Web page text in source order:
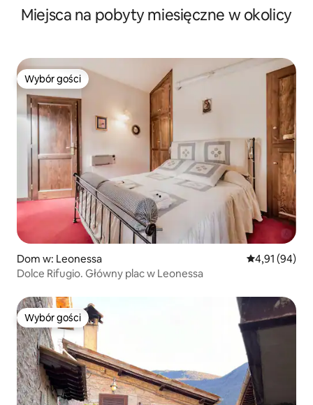
Miejsca na pobyty miesięczne w okolicy
Wybór gości
Wybór gości
Dom w: Leonessa Średnia
4,91 (94)
Dolce Rifugio. Główny plac w Leonessa
Wybór gości
Wybór gości